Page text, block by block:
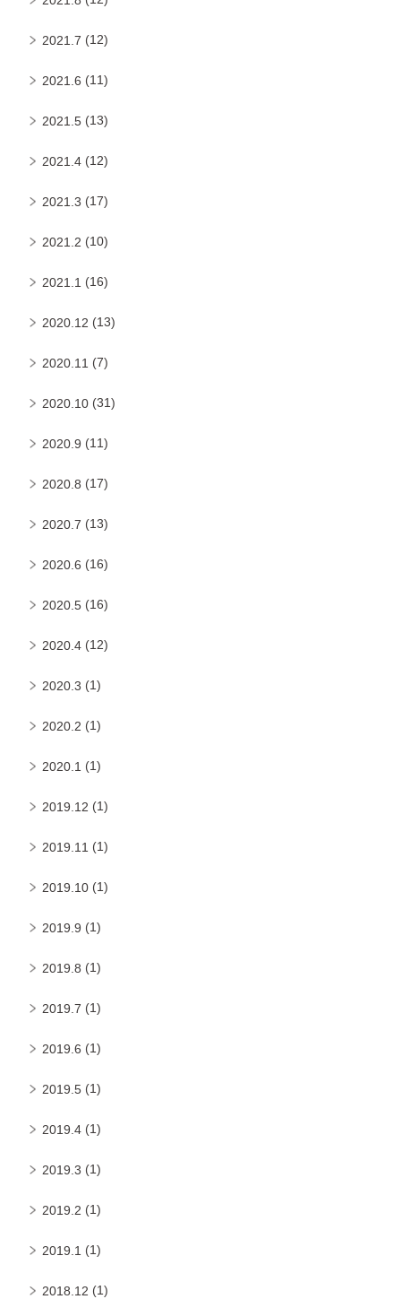
2021.7 (12)
2021.6 (11)
2021.5 (13)
2021.4 (12)
2021.3 (17)
2021.2 (10)
2021.1 (16)
2020.12 (13)
2020.11 (7)
2020.10 (31)
2020.9 (11)
2020.8 (17)
2020.7 (13)
2020.6 (16)
2020.5 (16)
2020.4 (12)
2020.3 (1)
2020.2 (1)
2020.1 (1)
2019.12 (1)
2019.11 (1)
2019.10 (1)
2019.9 (1)
2019.8 (1)
2019.7 (1)
2019.6 (1)
2019.5 (1)
2019.4 (1)
2019.3 (1)
2019.2 (1)
2019.1 (1)
2018.12 (1)